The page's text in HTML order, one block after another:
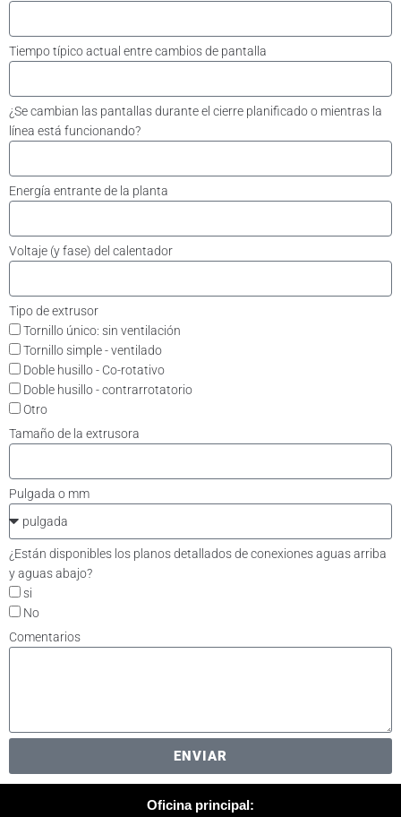
Tiempo típico actual entre cambios de pantalla
¿Se cambian las pantallas durante el cierre planificado o mientras la
línea está funcionando?
Energía entrante de la planta
Voltaje (y fase) del calentador
Tipo de extrusor
Tornillo único: sin ventilación
Tornillo simple - ventilado
Doble husillo - Co-rotativo
Doble husillo - contrarrotatorio
Otro
Tamaño de la extrusora
Pulgada o mm
¿Están disponibles los planos detallados de conexiones aguas arriba
y aguas abajo?
si
No
Comentarios
ENVIAR
Oficina principal: